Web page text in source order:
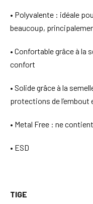
• Polyvalente : idéale
beaucoup,
• Confortable grâce à la
confort
• Solide grâce à la
protections de l’embout
• Metal Free : ne
• ESD
TIGE